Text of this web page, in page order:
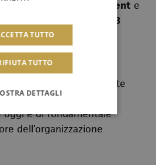
Nicole Paiement e
sabato 8
e inreplica fuori
9 alle ore 18.00
creativo non investe
bensìanche quella
oggi è di fondamentale
dell’organizzazione
TUTTO
TUTTO
DETTAGLI